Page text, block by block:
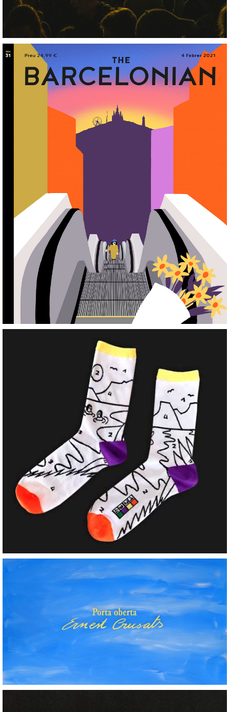
Awesome Socks
+
Porta Oberta (videoclip)
+